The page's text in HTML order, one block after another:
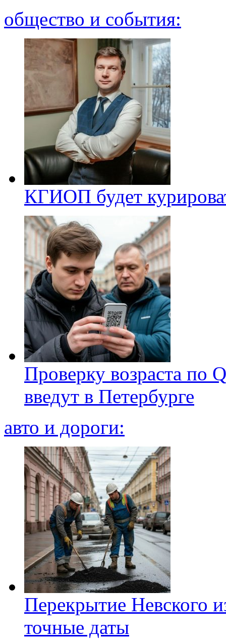
общество и события:
КГИОП будет
Проверку возраста по
введут в Петербурге
авто и дороги:
Перекрытие Невского
точные даты